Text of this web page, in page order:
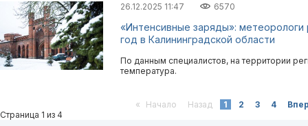
26.12.2025 11:47 6570
«Интенсивные заряды»:
год в Калининградской области
По данным специалистов, на территории
температура.
« Начало Назад 1 2 3 4
Страница 1 из 4